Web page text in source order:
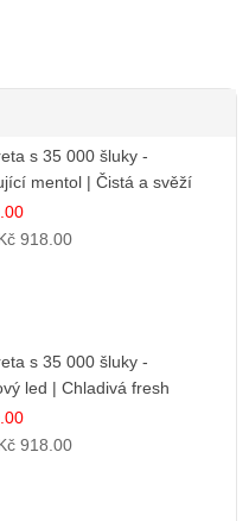
s 35 000 šluky -
mentol | Čistá a svěží
918.00
s 35 000 šluky -
led | Chladivá fresh
918.00